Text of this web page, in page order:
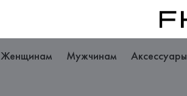
Женщинам Мужчинам Аксессуары